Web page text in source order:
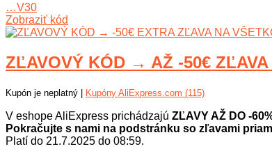
…V30
Zobraziť kód
ZĽAVOVÝ KÓD → AŽ -50€
Kupón je neplatný | Kupóny AliExpress.com (115)
V eshope AliExpress prichádzajú ZĽAVY AŽ DO -
Pokračujte s nami na podstránku so zľavami
Platí do 21.7.2025 do 08:59.